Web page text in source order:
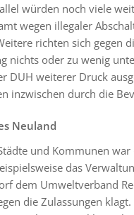
würden noch viele
wegen illegaler
richten sich gegen
nichts oder zu wenig
DUH weiterer Druck
inzwischen durch die
Neuland
und Kommunen
das
dem Umweltverband
die Zulassungen